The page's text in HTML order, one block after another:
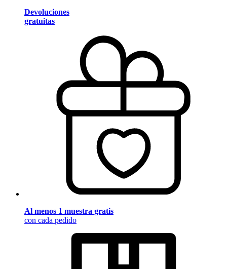
Devoluciones
gratuitas
Al menos 1 muestra gratis
con cada pedido